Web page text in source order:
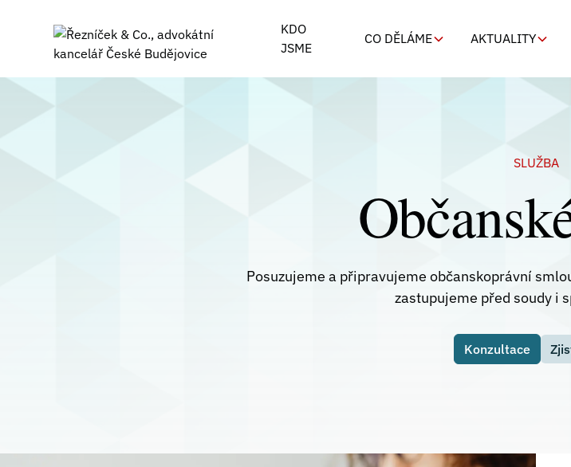
KDO
JSME
CO DĚLÁME AKTUALITY
SLUŽBA
Posuzujeme a připravujeme občanskoprávní
zastupujeme před soudy i
Konzultace